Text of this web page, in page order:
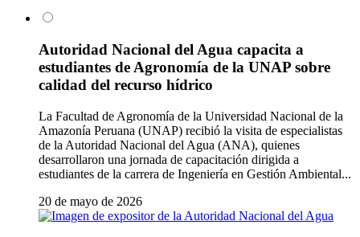
Autoridad Nacional del Agua capacita a
estudiantes de Agronomía de la UNAP sobre
calidad del recurso hídrico
La Facultad de Agronomía de la Universidad Nacional de la
Amazonía Peruana (UNAP) recibió la visita de especialistas
de la Autoridad Nacional del Agua (ANA), quienes
desarrollaron una jornada de capacitación dirigida a
estudiantes de la carrera de Ingeniería en Gestión Ambiental...
20 de mayo de 2026